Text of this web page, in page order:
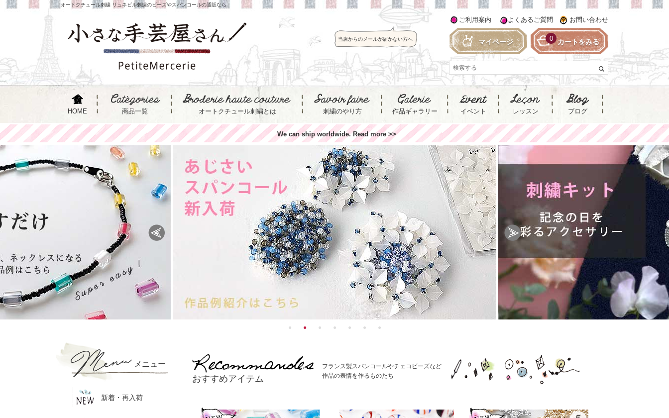
オートクチュール刺繍 リュネビル刺繍のビーズやスパンコールの通販なら
HOME 商品一覧 オートクチュール刺繍とは 刺繍のやり方 作品ギャラリー イベント レッスン ブログ
ご利用案内 よくあるご質問 お問い合わせ
当店からのメールが届かない方へ マイページ カートをみる
0
We can ship worldwide. Read more >>
おすすめアイテム
フランス製スパンコールやチェコビーズなど
作品の表情を作るものたち
メニュー
新着・再入荷